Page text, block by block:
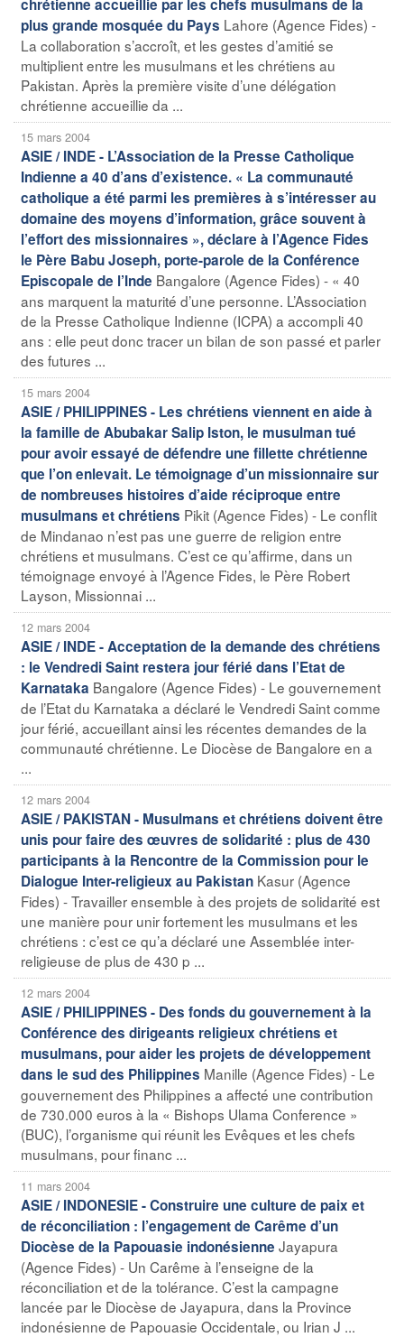
chrétienne accueillie par les chefs musulmans de la
plus grande mosquée du Pays Lahore (Agence Fides) -
La collaboration s’accroît, et les gestes d’amitié se
multiplient entre les musulmans et les chrétiens au
Pakistan. Après la première visite d’une délégation
chrétienne accueillie da ...
15 mars 2004
ASIE / INDE - L’Association de la Presse Catholique
Indienne a 40 d’ans d’existence. « La communauté
catholique a été parmi les premières à s’intéresser au
domaine des moyens d’information, grâce souvent à
l’effort des missionnaires », déclare à l’Agence Fides
le Père Babu Joseph, porte-parole de la Conférence
Episcopale de l’Inde Bangalore (Agence Fides) - « 40
ans marquent la maturité d’une personne. L’Association
de la Presse Catholique Indienne (ICPA) a accompli 40
ans : elle peut donc tracer un bilan de son passé et parler
des futures ...
15 mars 2004
ASIE / PHILIPPINES - Les chrétiens viennent en aide à
la famille de Abubakar Salip Iston, le musulman tué
pour avoir essayé de défendre une fillette chrétienne
que l’on enlevait. Le témoignage d’un missionnaire sur
de nombreuses histoires d’aide réciproque entre
musulmans et chrétiens Pikit (Agence Fides) - Le conflit
de Mindanao n’est pas une guerre de religion entre
chrétiens et musulmans. C’est ce qu’affirme, dans un
témoignage envoyé à l’Agence Fides, le Père Robert
Layson, Missionnai ...
12 mars 2004
ASIE / INDE - Acceptation de la demande des chrétiens
: le Vendredi Saint restera jour férié dans l’Etat de
Karnataka Bangalore (Agence Fides) - Le gouvernement
de l’Etat du Karnataka a déclaré le Vendredi Saint comme
jour férié, accueillant ainsi les récentes demandes de la
communauté chrétienne. Le Diocèse de Bangalore en a
...
12 mars 2004
ASIE / PAKISTAN - Musulmans et chrétiens doivent être
unis pour faire des œuvres de solidarité : plus de 430
participants à la Rencontre de la Commission pour le
Dialogue Inter-religieux au Pakistan Kasur (Agence
Fides) - Travailler ensemble à des projets de solidarité est
une manière pour unir fortement les musulmans et les
chrétiens : c’est ce qu’a déclaré une Assemblée inter-
religieuse de plus de 430 p ...
12 mars 2004
ASIE / PHILIPPINES - Des fonds du gouvernement à la
Conférence des dirigeants religieux chrétiens et
musulmans, pour aider les projets de développement
dans le sud des Philippines Manille (Agence Fides) - Le
gouvernement des Philippines a affecté une contribution
de 730.000 euros à la « Bishops Ulama Conference »
(BUC), l’organisme qui réunit les Evêques et les chefs
musulmans, pour financ ...
11 mars 2004
ASIE / INDONESIE - Construire une culture de paix et
de réconciliation : l’engagement de Carême d’un
Diocèse de la Papouasie indonésienne Jayapura
(Agence Fides) - Un Carême à l’enseigne de la
réconciliation et de la tolérance. C’est la campagne
lancée par le Diocèse de Jayapura, dans la Province
indonésienne de Papouasie Occidentale, ou Irian J ...